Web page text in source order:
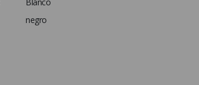
negro